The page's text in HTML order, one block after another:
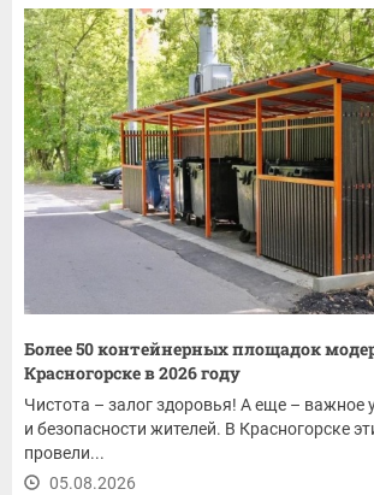
Более 50 контейнерных площадок
Красногорске в 2026 году
Чистота – залог здоровья! А еще – важное
и безопасности жителей. В Красногорске
провели...
05.08.2026